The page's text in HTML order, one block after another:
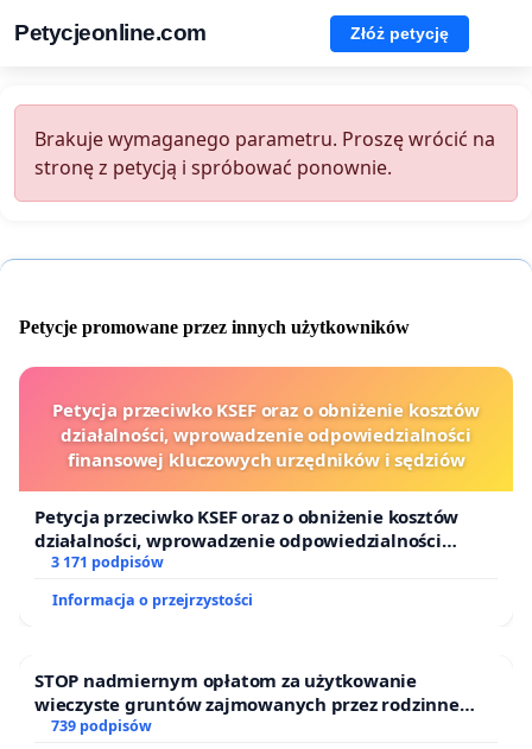
Petycjeonline.com Złóż petycję
Brakuje wymaganego parametru. Proszę wrócić na
stronę z petycją i spróbować ponownie.
Petycje promowane przez innych użytkowników
Petycja przeciwko KSEF oraz o obniżenie kosztów
działalności, wprowadzenie odpowiedzialności
finansowej kluczowych urzędników i sędziów
Petycja przeciwko KSEF oraz o obniżenie kosztów
działalności, wprowadzenie odpowiedzialności
finansowej kluczowych urzędników i sędziów
3 171 podpisów
Informacja o przejrzystości
STOP nadmiernym opłatom za użytkowanie
wieczyste gruntów zajmowanych przez rodzinne
ogrody działkowe.
739 podpisów